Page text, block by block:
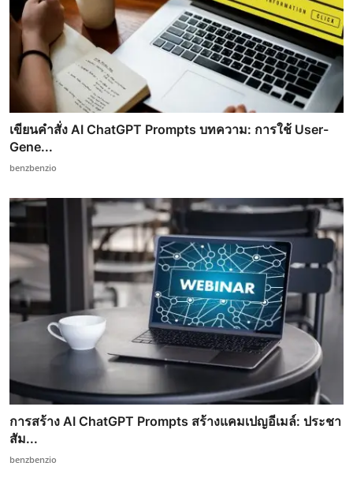
เขียนคำสั่ง AI ChatGPT Prompts บทความ: การใช้ User-
Gene...
benzbenzio
การสร้าง AI ChatGPT Prompts สร้างแคมเปญอีเมล์: ประชา
สัม...
benzbenzio